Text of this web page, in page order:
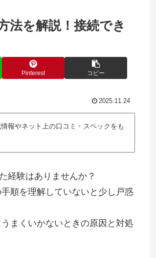
法を解説！接続でき
Pinterest コピー
2025.11.24
報やネット上の口コミ・スペックをも
経験はありませんか？
順を理解していないと少し戸惑
まくいかないときの原因と対処